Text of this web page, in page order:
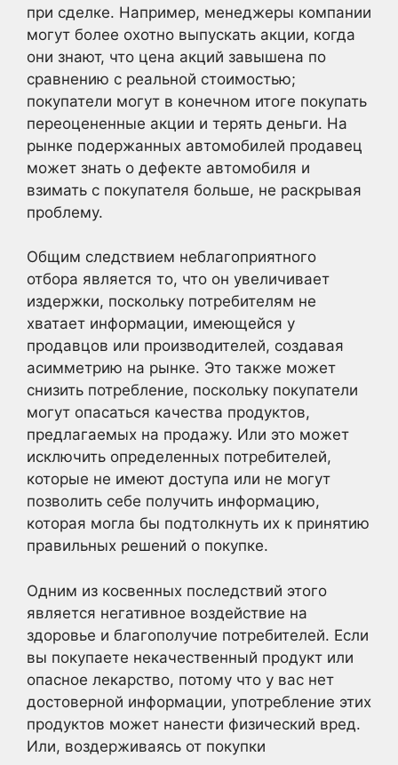
при сделке. Например, менеджеры компании
могут более охотно выпускать акции, когда
они знают, что цена акций завышена по
сравнению с реальной стоимостью;
покупатели могут в конечном итоге покупать
переоцененные акции и терять деньги. На
рынке подержанных автомобилей продавец
может знать о дефекте автомобиля и
взимать с покупателя больше, не раскрывая
проблему.
Общим следствием неблагоприятного
отбора является то, что он увеличивает
издержки, поскольку потребителям не
хватает информации, имеющейся у
продавцов или производителей, создавая
асимметрию на рынке. Это также может
снизить потребление, поскольку покупатели
могут опасаться качества продуктов,
предлагаемых на продажу. Или это может
исключить определенных потребителей,
которые не имеют доступа или не могут
позволить себе получить информацию,
которая могла бы подтолкнуть их к принятию
правильных решений о покупке.
Одним из косвенных последствий этого
является негативное воздействие на
здоровье и благополучие потребителей. Если
вы покупаете некачественный продукт или
опасное лекарство, потому что у вас нет
достоверной информации, употребление этих
продуктов может нанести физический вред.
Или, воздерживаясь от покупки